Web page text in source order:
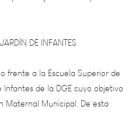
INFANTES
a la Escuela Superior de
de la DGE cuyo objetivo
Municipal. De esta
área geográfica a hijos